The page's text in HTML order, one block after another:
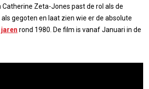
Catherine Zeta-Jones past de rol als de
als gegoten en laat zien wie er de absolute
jaren rond 1980. De film is vanaf Januari in de